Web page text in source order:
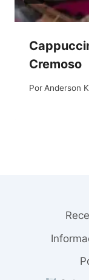
Cremoso
Por Anderson